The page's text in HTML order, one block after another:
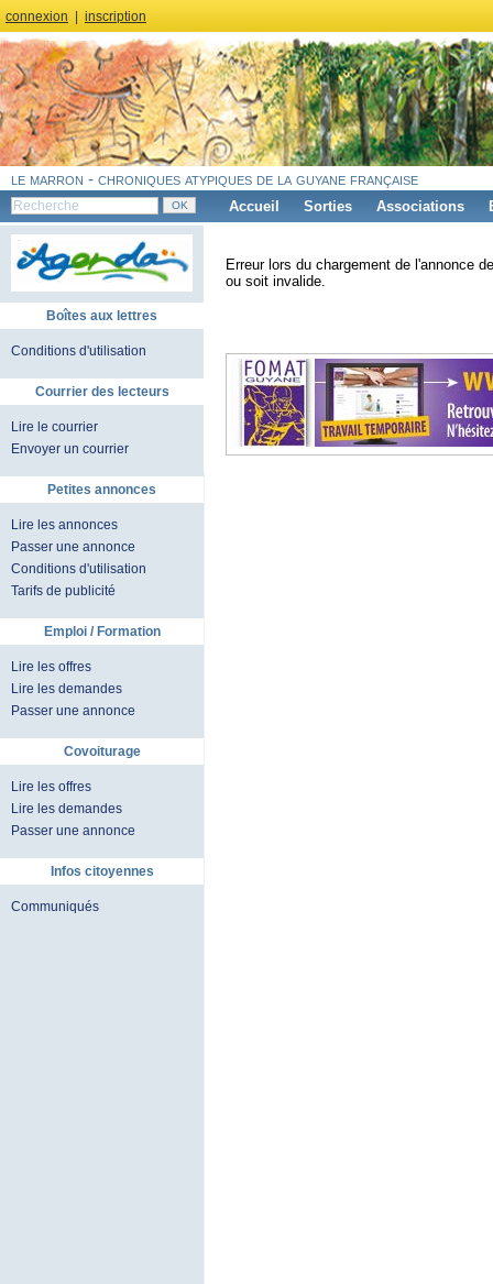
connexion inscription
le marron - chroniques atypiques de la guyane française
Accueil Sorties Associations
Boîtes aux lettres
Conditions d'utilisation
Courrier des lecteurs
Lire le courrier
Envoyer un courrier
Petites annonces
Lire les annonces
Passer une annonce
Conditions d'utilisation
Tarifs de publicité
Emploi / Formation
Lire les offres
Lire les demandes
Passer une annonce
Covoiturage
Lire les offres
Lire les demandes
Passer une annonce
Infos citoyennes
Communiqués
Erreur lors du chargement de l'annonce
ou soit invalide.